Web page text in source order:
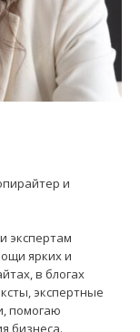
и
экспертам
ярких и
в блогах
экспертные
помогаю
бизнеса.